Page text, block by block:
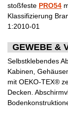
stoßfeste PRO54
Klassifizierung
1:2010-01
GEWEBE &
Selbstklebendes
Kabinen,
mit OEKO-TEX®
Decken.